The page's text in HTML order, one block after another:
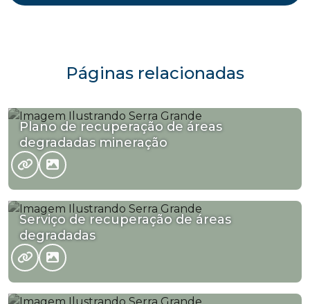
Páginas relacionadas
Plano de recuperação de áreas
degradadas mineração
Serviço de recuperação de áreas
degradadas